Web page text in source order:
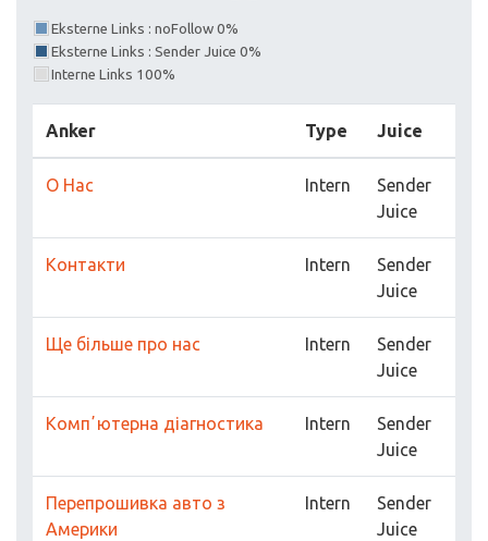
Eksterne Links : noFollow 0%
Eksterne Links : Sender Juice 0%
Interne Links 100%
Anker Type Juice
О Нас Intern
Sender
Juice
Контакти Intern
Sender
Juice
Ще більше про нас Intern
Sender
Juice
Компʼютерна діагностика Intern
Sender
Juice
Перепрошивка авто з
Америки
Intern
Sender
Juice